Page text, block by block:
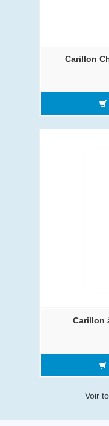
Carillon
Carillon
Voir